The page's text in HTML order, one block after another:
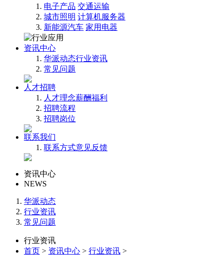
电子产品 交通运输
城市照明 计算机服务器
新能源汽车 家用电器
资讯中心
华派动态行业资讯
常见问题
人才招聘
人才理念薪酬福利
招聘流程
招聘岗位
联系我们
联系方式意见反馈
资讯中心
NEWS
华派动态
行业资讯
常见问题
行业资讯
首页 > 资讯中心 > 行业资讯 >